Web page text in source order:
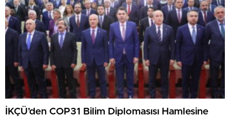
İKÇÜ’den COP31 Bilim Diplomasısı Hamlesine